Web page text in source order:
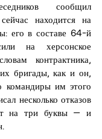
сообщил
находится на
его в составе 64-й
на херсонское
контрактника,
бригады, как и он,
командиры им этого
несколько отказов
на три буквы — и